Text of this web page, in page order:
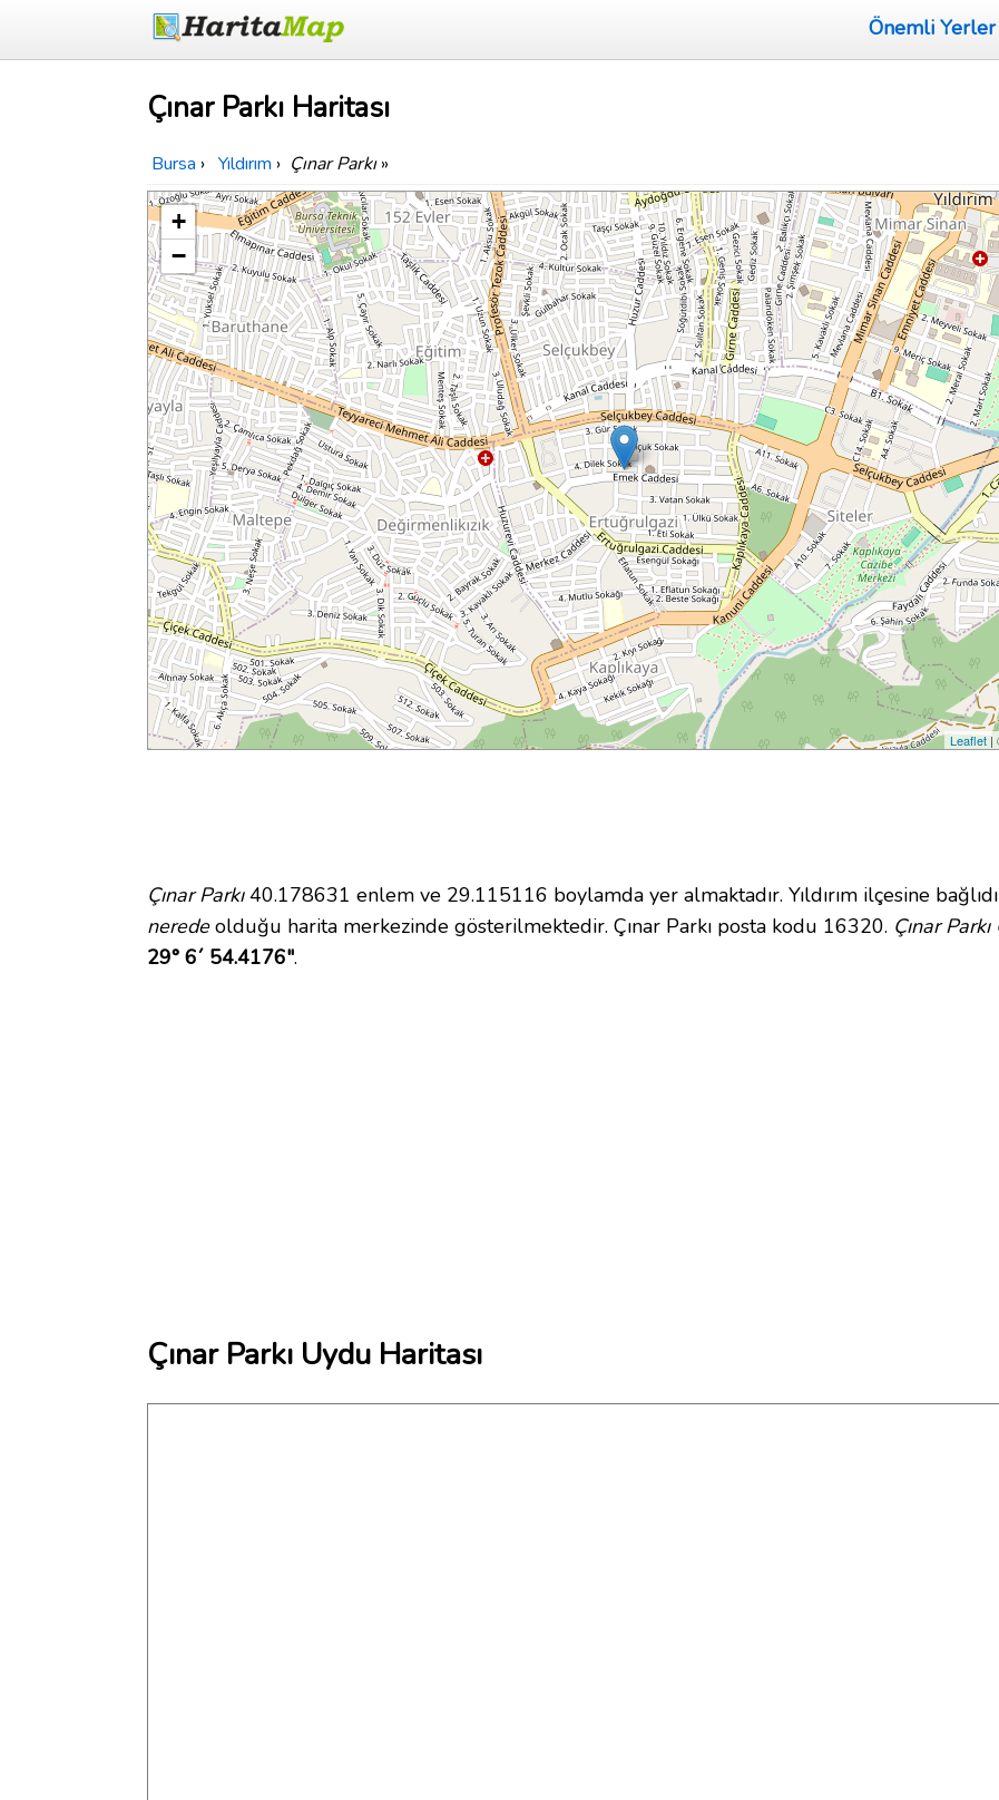
Önemli Yerler
Çınar Parkı Haritası
Bursa › Yıldırım › Çınar Parkı»
+
−
Leaflet |
Çınar Parkı40.178631 enlem ve 29.115116 boylamda yer almaktadır. Yıldırım ilçesine
neredeolduğu harita merkezinde gösterilmektedir. Çınar Parkı posta kodu 16320. Çınar
29° 6´ 54.4176".
Çınar Parkı Uydu Haritası